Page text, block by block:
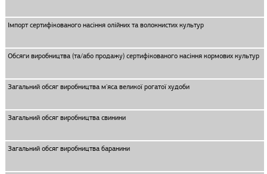
Імпорт сертифікованого насіння олійних та волокнистих культур
Обсяги виробництва (та/або продажу) сертифікованого насіння кормових культур
Загальний обсяг виробництва м'яса великої рогатої худоби
Загальний обсяг виробництва свинини
Загальний обсяг виробництва баранини